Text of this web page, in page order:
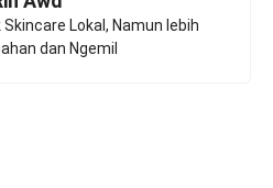
Lokal, Namun lebih
dan Ngemil